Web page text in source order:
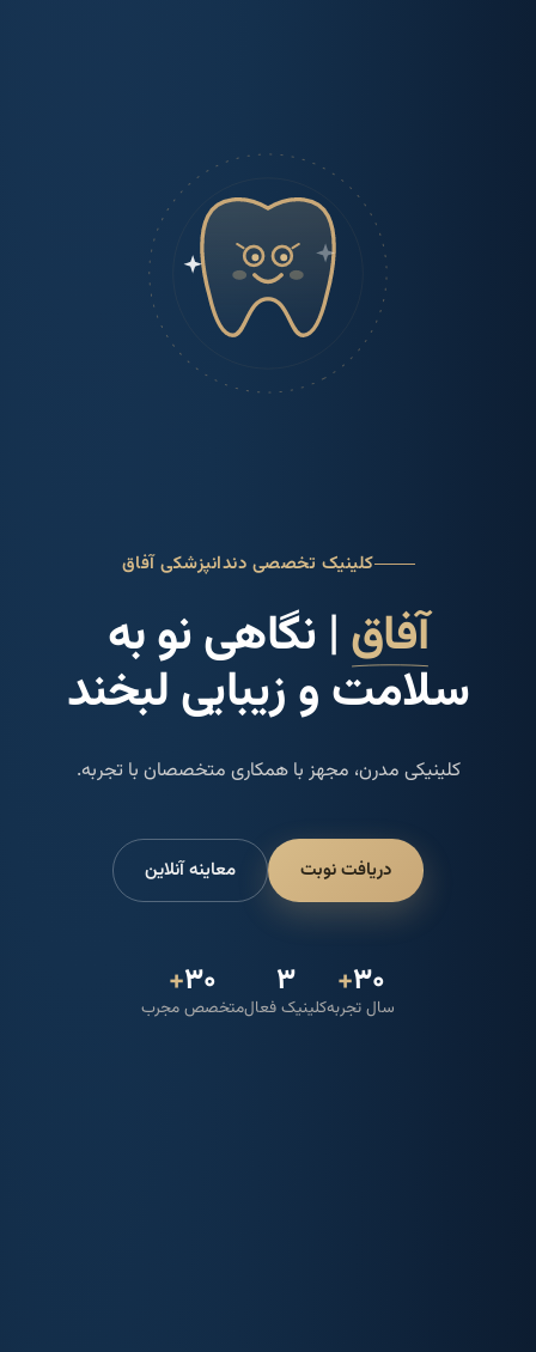
کلینیک تخصصی دندانپزشکی آفاق
آفاق | نگاهینوبه
سلامتوزیباییلبخند
کلینیکی مدرن، مجهز با همکاری متخصصان با تجربه.
دریافت نوبت معاینه آنلاین
۳۰+
سال تجربه
۳
کلینیک فعال
۳۰+
متخصص مجرب